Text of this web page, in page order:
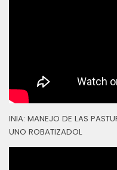
INIA: MANEJO DE LAS
UNO ROBATIZADOL